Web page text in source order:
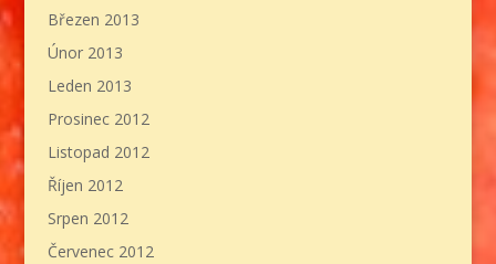
Březen 2013
Únor 2013
Leden 2013
Prosinec 2012
Listopad 2012
Říjen 2012
Srpen 2012
Červenec 2012